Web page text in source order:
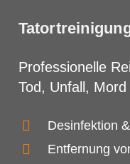
Professionelle
Tod, Unfall,
Desinfektion
Entfernung